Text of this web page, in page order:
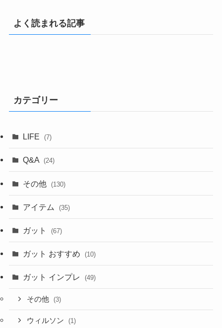
よく読まれる記事
カテゴリー
LIFE (7)
Q&A (24)
その他 (130)
アイテム (35)
ガット (67)
ガット おすすめ (10)
ガット インプレ (49)
その他 (3)
ウィルソン (1)